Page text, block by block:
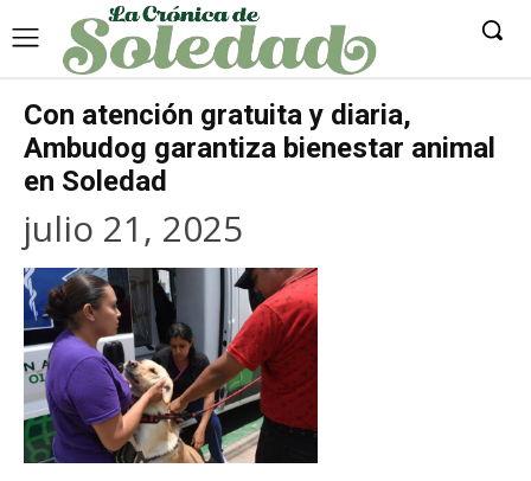
Con atención gratuita y diaria,
Ambudog garantiza bienestar animal
en Soledad
julio 21, 2025